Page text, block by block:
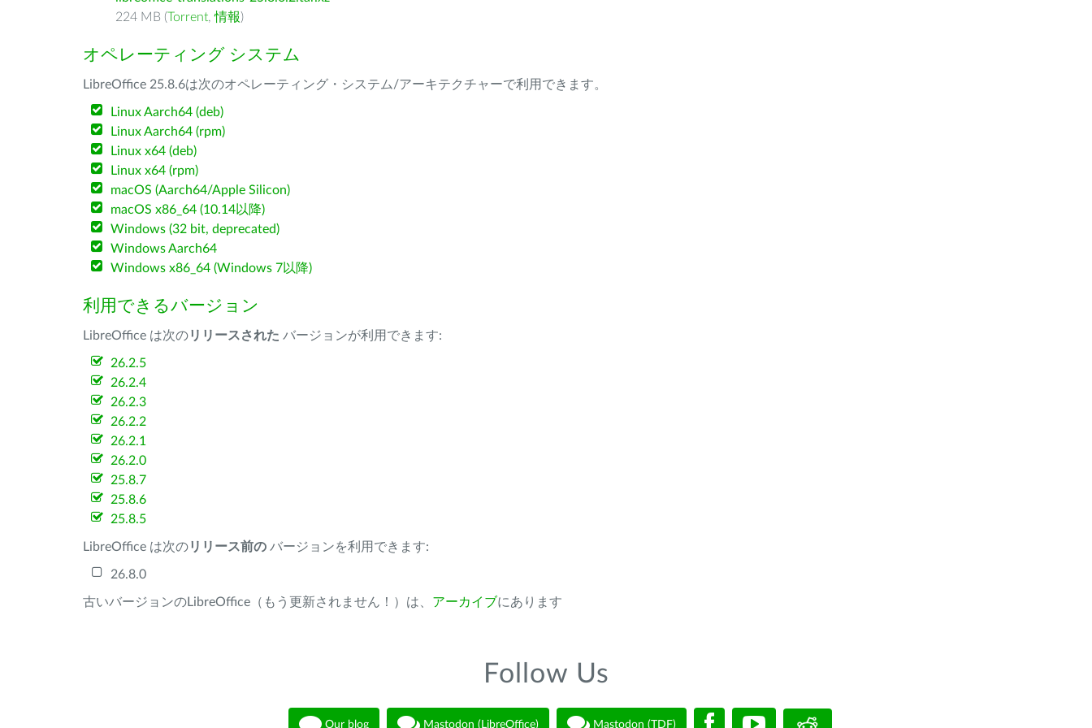
224 MB (Torrent,情報)
オペレーティング システム
LibreOffice 25.8.6は次のオペレーティング・システム/アーキテクチャーで利用できます。
Linux Aarch64 (deb)
Linux Aarch64 (rpm)
Linux x64 (deb)
Linux x64 (rpm)
macOS (Aarch64/Apple Silicon)
macOS x86_64 (10.14以降)
Windows (32 bit, deprecated)
Windows Aarch64
Windows x86_64 (Windows 7以降)
利用できるバージョン
LibreOffice は次のリリースされた バージョンが利用できます:
26.2.5
26.2.4
26.2.3
26.2.2
26.2.1
26.2.0
25.8.7
25.8.6
25.8.5
LibreOffice は次のリリース前の バージョンを利用できます:
26.8.0
古いバージョンのLibreOffice（もう更新されません！）は、 アーカイブにあります
Follow Us
Our blog Mastodon (LibreOffice) Mastodon (TDF)